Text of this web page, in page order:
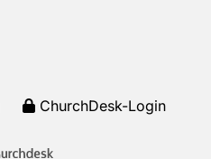
ChurchDesk-Login